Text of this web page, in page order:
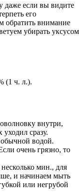
даже если вы видите
его
обратить внимание
убирать уксусом
(1 ч. л.).
внутри,
сразу.
водой.
очень грязно, то
мин., для
и начинаем мыть
или негрубой